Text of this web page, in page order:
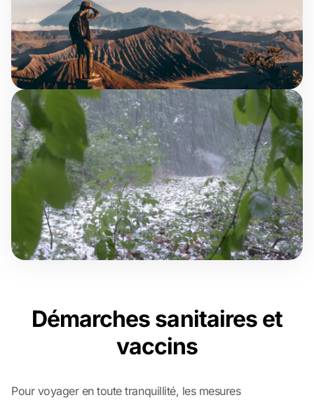
Démarches sanitaires et
vaccins
Pour voyager en toute tranquillité, les mesures